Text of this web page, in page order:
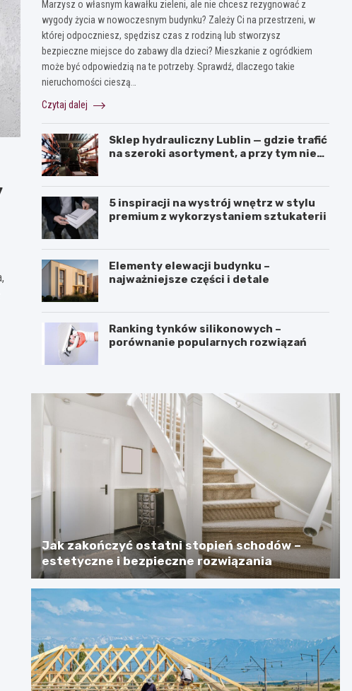
Marzysz o własnym kawałku zieleni, ale nie chcesz rezygnować z
wygody życia w nowoczesnym budynku? Zależy Ci na przestrzeni, w
której odpoczniesz, spędzisz czas z rodziną lub stworzysz
bezpieczne miejsce do zabawy dla dzieci? Mieszkanie z ogródkiem
może być odpowiedzią na te potrzeby. Sprawdź, dlaczego takie
nieruchomości cieszą…
Czytaj dalej
Sklep hydrauliczny Lublin — gdzie trafić
na szeroki asortyment, a przy tym nie
5 inspiracji na wystrój wnętrz w stylu
premium z wykorzystaniem sztukaterii
Elementy elewacji budynku –
najważniejsze części i detale
Ranking tynków silikonowych –
porównanie popularnych rozwiązań
Jak zakończyć ostatni stopień schodów –
estetyczne i bezpieczne rozwiązania